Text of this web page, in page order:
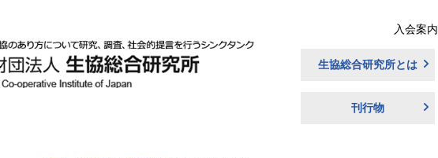
入会案内
生協総合研究所とは
刊行物